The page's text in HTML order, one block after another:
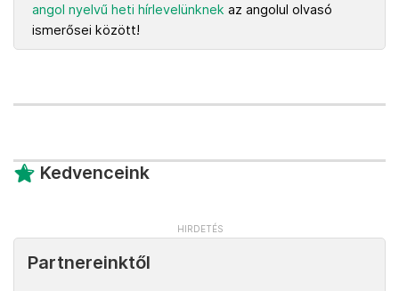
angol nyelvű heti hírlevelünknek az angolul olvasó
ismerősei között!
Kedvenceink
Partnereinktől